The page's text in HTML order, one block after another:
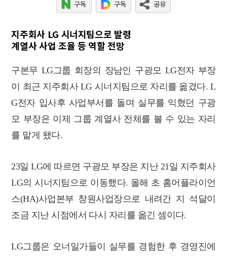
지주회사 LG 시너지팀으로 발령
계열사 사업 조율 등 역할 전망
구본무 LG그룹 회장의 장남인 구광모 LG전자 부장
이 최근 지주회사 LG 시너지팀으로 자리를 옮겼다. L
G전자 입사후 사업부서를 돌며 실무를 익혔던 구광
모 부장은 이제 그룹 계열사 전체를 볼 수 있는 자리
를 맡게 됐다.
23일 LG에 따르면 구광모 부장은 지난 21일 지주회사
LG의 시너지팀으로 이동했다. 올해 초 홈어플라이언
스(HA)사업본부 창원사업장으로 내려간 지 석달이
조금 지난 시점에서 다시 자리를 옮긴 셈이다.
LG그룹은 오너일가들이 실무를 경험한 후 경영진에